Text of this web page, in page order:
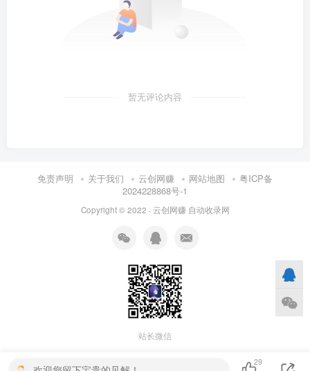
暂无评论内容
免责声明 关于我们 云创网赚 网站地图
粤ICP备
2024228868号-1
Copyright © 2022 · 云创网赚 自动收录网
站长微信
29